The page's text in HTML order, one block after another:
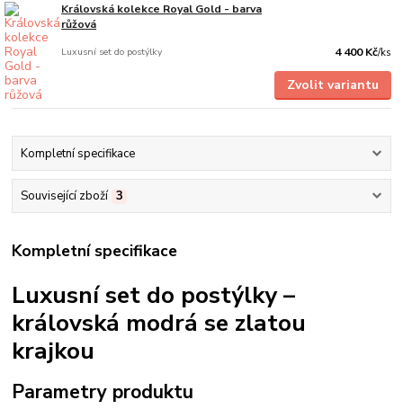
Královská kolekce Royal Gold - barva
růžová
Luxusní set do postýlky 4 400 Kč/ks
Zvolit variantu
Kompletní specifikace
Související zboží 3
Kompletní specifikace
Luxusní set do postýlky –
královská modrá se zlatou
krajkou
Parametry produktu